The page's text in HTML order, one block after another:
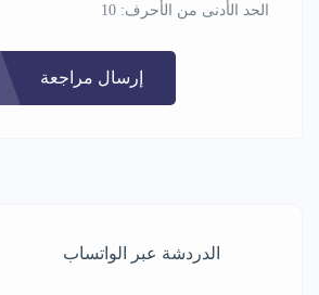
الحد الأدنى من الأحرف: 10
إرسال مراجعة
الدردشة عبر الواتساب